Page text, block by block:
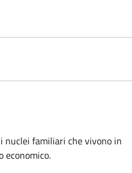
nuclei familiari che vivono in
economico.